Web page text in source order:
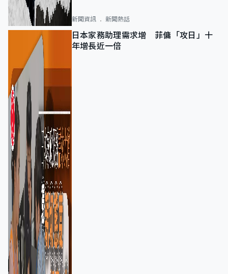
新聞資訊 新聞熱話
日本家務助理需求增 菲傭「攻日」十
年增長近一倍